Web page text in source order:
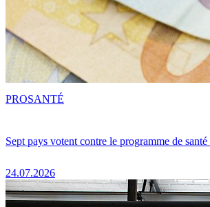
Sept pays votent contre le programme de
24.07.2026
PROSANTÉ